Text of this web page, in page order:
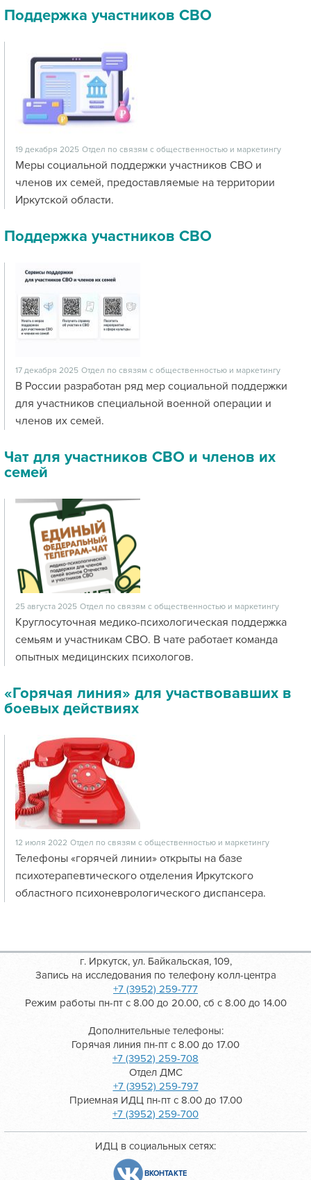
Поддержка участников СВО
19 декабря 2025 Отдел по связям с общественностью и маркетингу
Меры социальной поддержки участников СВО и
членов их семей, предоставляемые на территории
Иркутской области.
Поддержка участников СВО
17 декабря 2025 Отдел по связям с общественностью и маркетингу
В России разработан ряд мер социальной поддержки
для участников специальной военной операции и
членов их семей.
Чат для участников СВО и членов их
семей
25 августа 2025 Отдел по связям с общественностью и маркетингу
Круглосуточная медико-психологическая поддержка
семьям и участникам СВО. В чате работает команда
опытных медицинских психологов.
«Горячая линия» для участвовавших в
боевых действиях
12 июля 2022 Отдел по связям с общественностью и маркетингу
Телефоны «горячей линии» открыты на базе
психотерапевтического отделения Иркутского
областного психоневрологического диспансера.
г. Иркутск, ул. Байкальская, 109,
Запись на исследования по телефону колл-центра
+7 (3952) 259-777
Режим работы пн-пт с 8.00 до 20.00, сб с 8.00 до 14.00
Дополнительные телефоны:
Горячая линия пн-пт с 8.00 до 17.00
+7 (3952) 259-708
Отдел ДМС
+7 (3952) 259-797
Приемная ИДЦ пн-пт с 8.00 до 17.00
+7 (3952) 259-700
ИДЦ в социальных сетях:
ВКОНТАКТЕ